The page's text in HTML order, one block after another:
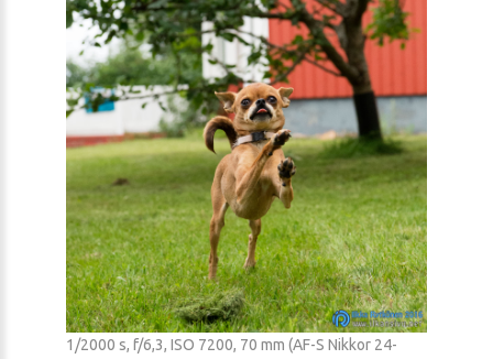
1/2000 s, f/6,3, ISO 7200, 70 mm (AF-S Nikkor 24-